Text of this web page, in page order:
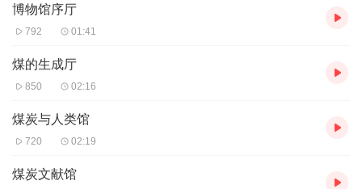
博物馆序厅
792 01:41
煤的生成厅
850 02:16
煤炭与人类馆
720 02:19
煤炭文献馆